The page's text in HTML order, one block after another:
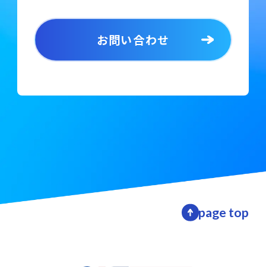
お問い合わせ
page top